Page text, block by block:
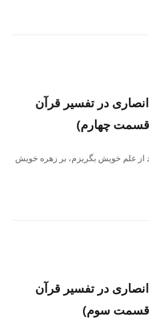
در تفسير قرآن
چهارم)
از علم خويش بگريزم، بر زهره خويش
در تفسير قرآن
(قسمت سوم)